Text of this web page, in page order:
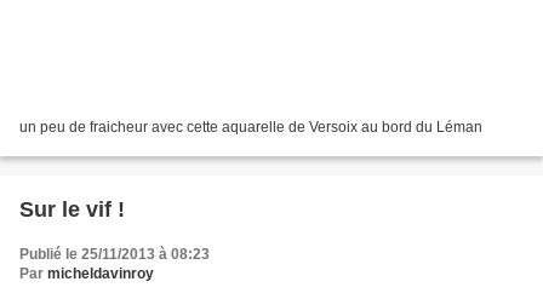
un peu de fraicheur avec cette aquarelle de Versoix au bord du Léman
Sur le vif !
Publié le 25/11/2013 à 08:23
Par micheldavinroy